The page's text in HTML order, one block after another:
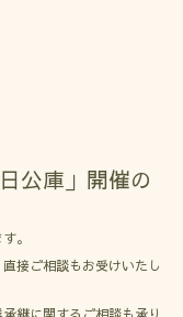
公庫」開催の
。
接ご相談もお受けいたし
継に関するご相談も承り